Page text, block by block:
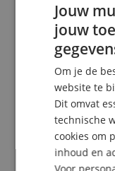
5.0 /5.0
Gebaseerd op 1
5 Sterren
4 Sterren
3 Sterren
2 Sterren
1 Ster
Jouw
jouw
Om je de
website te
Dit omvat
technische
cookies om
inhoud en